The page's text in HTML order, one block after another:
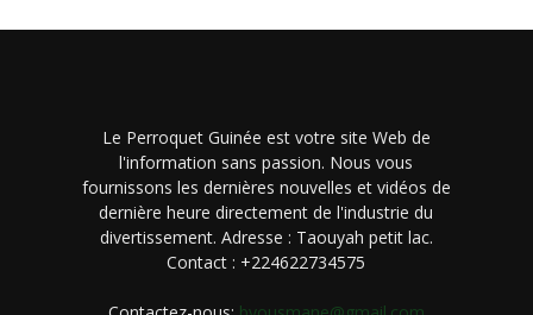
Le Perroquet Guinée est votre site Web de
l'information sans passion. Nous vous
fournissons les dernières nouvelles et vidéos de
dernière heure directement de l'industrie du
divertissement. Adresse : Taouyah petit lac.
Contact : +224622734575